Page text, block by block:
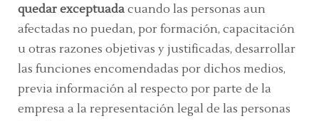
quedar exceptuada cuando las personas aun
afectadas no puedan, por formación, capacitación
u otras razones objetivas y justificadas, desarrollar
las funciones encomendadas por dichos medios,
previa información al respecto por parte de la
empresa a la representación legal de las personas